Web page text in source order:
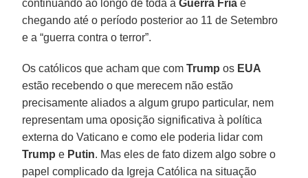
continuando ao longo de toda aGuerra Fria e
chegando até o período posterior ao 11 de Setembro
e a “guerra contra o terror”.
Os católicos que acham que comTrump os EUA
estão recebendo o que merecem não estão
precisamente aliados a algum grupo particular, nem
representam uma oposição significativa à política
externa do Vaticano e como ele poderia lidar com
Trump e Putin. Mas eles de fato dizem algo sobre o
papel complicado da Igreja Católica na situação